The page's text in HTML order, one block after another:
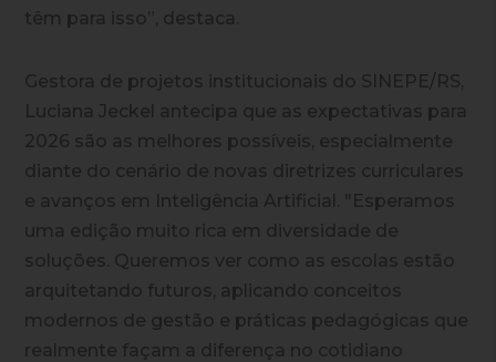
têm para isso”, destaca.
Gestora de projetos institucionais do SINEPE/RS,
Luciana Jeckel antecipa que as expectativas para
2026 são as melhores possíveis, especialmente
diante do cenário de novas diretrizes curriculares
e avanços em Inteligência Artificial. "Esperamos
uma edição muito rica em diversidade de
soluções. Queremos ver como as escolas estão
arquitetando futuros, aplicando conceitos
modernos de gestão e práticas pedagógicas que
realmente façam a diferença no cotidiano